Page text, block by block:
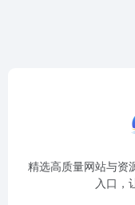
精选高质量网站与资
入口，